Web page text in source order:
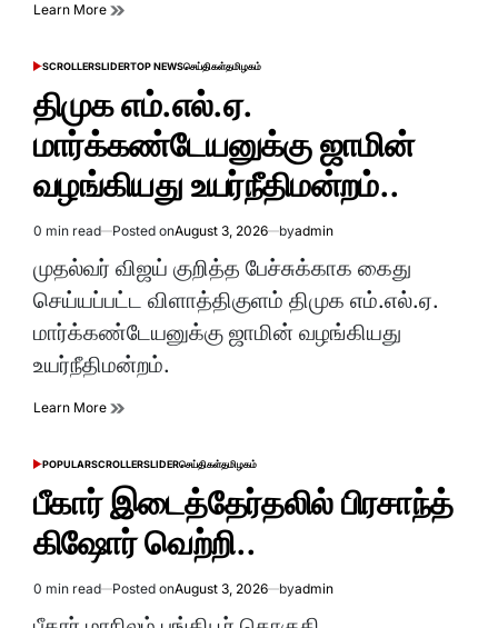
Learn More
POSTED
SCROLLERSLIDERTOP NEWSசெய்திகள்தமிழகம்
திமுக எம்.எல்.ஏ.
மார்க்கண்டேயனுக்கு ஜாமின்
வழங்கியது உயர்நீதிமன்றம்..
Estimated
time
0 min read Posted onAugust 3, 2026 byadmin
முதல்வர் விஜய் குறித்த பேச்சுக்காக கைது
செய்யப்பட்ட விளாத்திகுளம் திமுக எம்.எல்.ஏ.
மார்க்கண்டேயனுக்கு ஜாமின் வழங்கியது
உயர்நீதிமன்றம்.
Learn More
POSTED
POPULARSCROLLERSLIDERசெய்திகள்தமிழகம்
பீகார் இடைத்தேர்தலில் பிரசாந்த்
கிஷோர் வெற்றி..
Estimated
read
0 min read Posted onAugust 3, 2026 byadmin